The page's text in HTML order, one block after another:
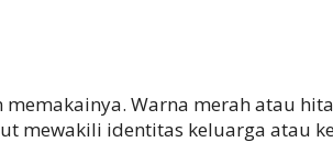
Warna merah atau
mewakili identitas keluarga atau